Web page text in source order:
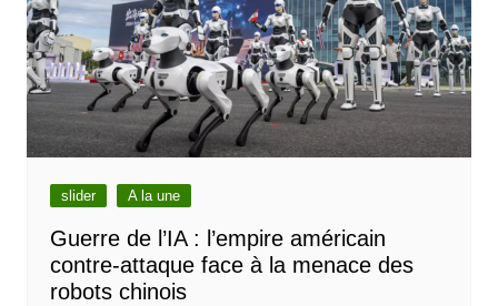
slider A la une
Guerre de l’IA : l’empire américain
contre-attaque face à la menace des
robots chinois